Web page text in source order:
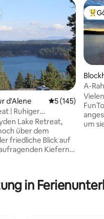
von 5, 246 Bewertungen
d'Alene
5 (145)
| Ruhiger
Lake Retreat,
über dem
friedliche Blick auf
Kiefern
Kaffee auf der
verbringe den
A-
am
um
usw.)
in